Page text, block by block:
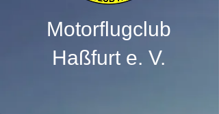
Motorflugclub
Haßfurt e. V.